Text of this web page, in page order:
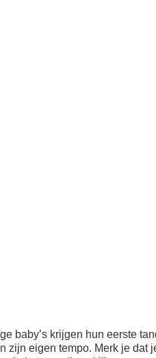
baby’s krijgen hun eerste
zijn eigen tempo. Merk je dat